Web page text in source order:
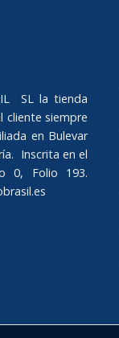
SL la tienda
cliente siempre
en Bulevar
Inscrita en el
0, Folio 193.